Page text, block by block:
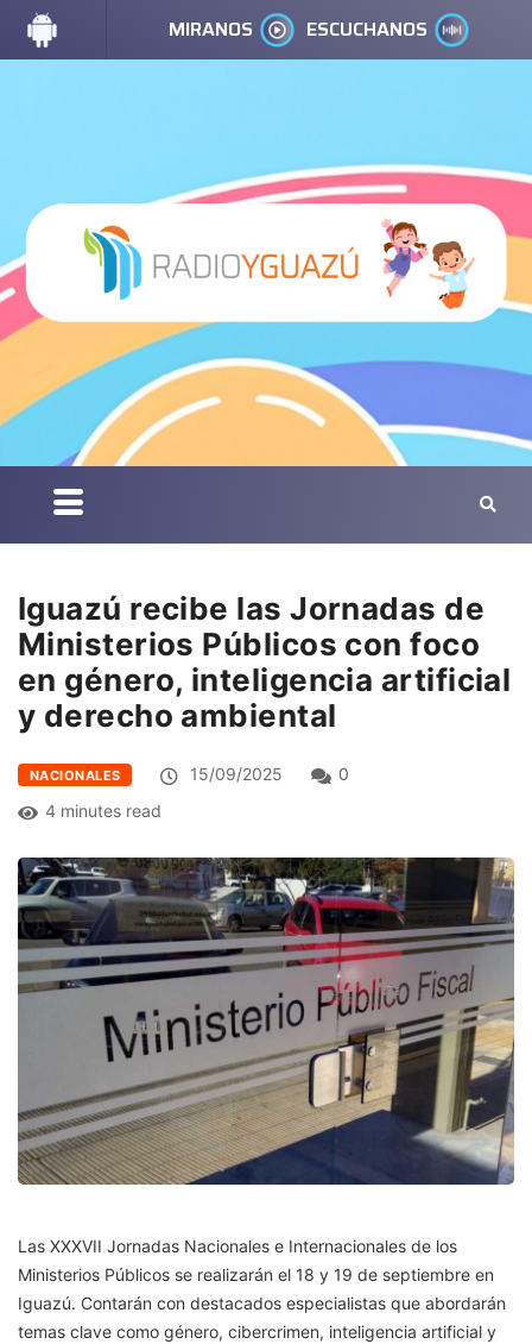
MIRANOS ESCUCHANOS
Iguazú recibe las Jornadas de
Ministerios Públicos con foco
en género, inteligencia artificial
y derecho ambiental
NACIONALES 15/09/2025
0
4 minutes read
Las XXXVII Jornadas Nacionales e Internacionales de los
Ministerios Públicos se realizarán el 18 y 19 de septiembre en
Iguazú. Contarán con destacados especialistas que abordarán
temas clave como género, cibercrimen, inteligencia artificial y